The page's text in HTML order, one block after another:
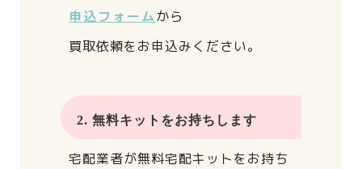
申込フォームから
買取依頼をお申込みください。
2. 無料キットをお持ちします
宅配業者が無料宅配キットをお持ち